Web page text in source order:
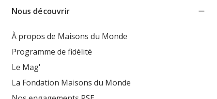
Nous découvrir
À propos de Maisons du Monde
Programme de fidélité
Le Mag'
La Fondation Maisons du Monde